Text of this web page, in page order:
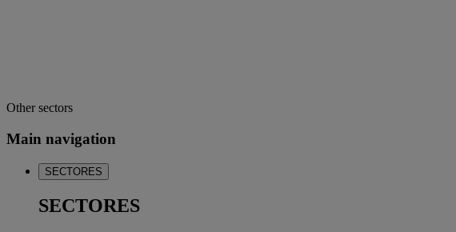
Other sectors
Main navigation
SECTORES
SECTORES